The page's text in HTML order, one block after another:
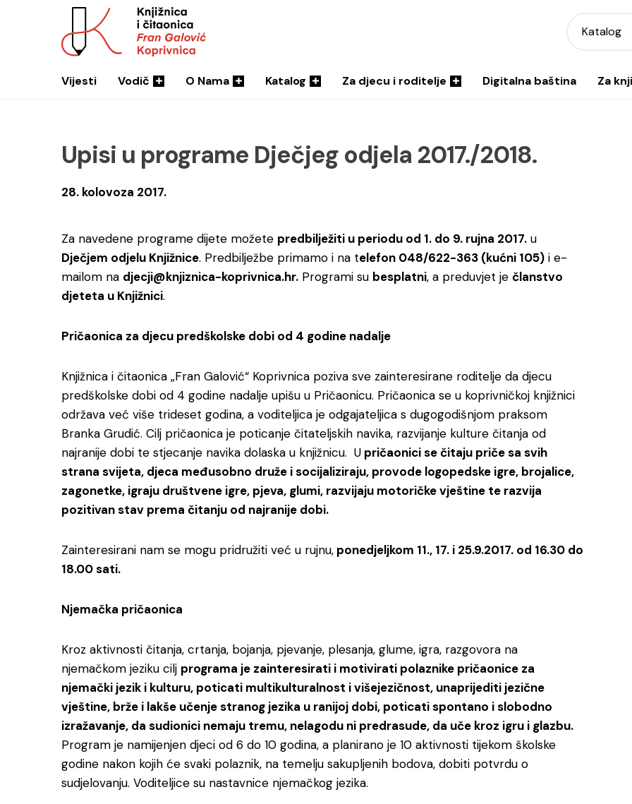
Katalog
Vijesti Vodič O Nama Katalog Za djecu i roditelje Digitalna baština Za
Upisi u programe Dječjeg odjela 2017./2018.
28. kolovoza 2017.
Za navedene programe dijete možete predbilježiti u periodu od 1. do 9. rujna 2017. u
Dječjem odjelu Knjižnice. Predbilježbe primamo i na telefon 048/622-363 (kućni 105) i e-
mailom na djecji@knjiznica-koprivnica.hr. Programi su besplatni, a preduvjet je članstvo
djeteta u Knjižnici.
Pričaonica za djecu predškolske dobi od 4 godine nadalje
Knjižnica i čitaonica „Fran Galović“ Koprivnica poziva sve zainteresirane roditelje da djecu
predškolske dobi od 4 godine nadalje upišu u Pričaonicu. Pričaonica se u koprivničkoj knjižnici
održava već više trideset godina, a voditeljica je odgajateljica s dugogodišnjom praksom
Branka Grudić. Cilj pričaonica je poticanje čitateljskih navika, razvijanje kulture čitanja od
najranije dobi te stjecanje navika dolaska u knjižnicu. U pričaonici se čitaju priče sa svih
strana svijeta, djeca međusobno druže i socijaliziraju, provode logopedske igre, brojalice,
zagonetke, igraju društvene igre, pjeva, glumi, razvijaju motoričke vještine te razvija
pozitivan stav prema čitanju od najranije dobi.
Zainteresirani nam se mogu pridružiti već u rujnu, ponedjeljkom 11., 17. i 25.9.2017. od 16.30 do
18.00 sati.
Njemačka pričaonica
Kroz aktivnosti čitanja, crtanja, bojanja, pjevanje, plesanja, glume, igra, razgovora na
njemačkom jeziku cilj programa je zainteresirati i motivirati polaznike pričaonice za
njemački jezik i kulturu, poticati multikulturalnost i višejezičnost, unaprijediti jezične
vještine, brže i lakše učenje stranog jezika u ranijoj dobi, poticati spontano i slobodno
izražavanje, da sudionici nemaju tremu, nelagodu ni predrasude, da uče kroz igru i glazbu.
Program je namijenjen djeci od 6 do 10 godina, a planirano je 10 aktivnosti tijekom školske
godine nakon kojih će svaki polaznik, na temelju sakupljenih bodova, dobiti potvrdu o
sudjelovanju. Voditeljice su nastavnice njemačkog jezika.